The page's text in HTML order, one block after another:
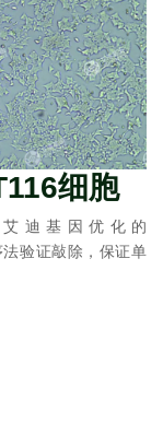
细胞
艾迪基因优化的
验证敲除，保证单